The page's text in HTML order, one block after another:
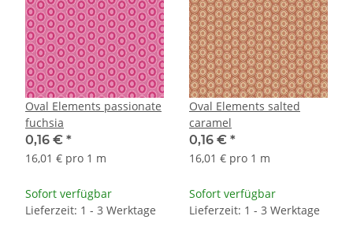
Oval Elements passionate
fuchsia
0,16 € *
16,01 € pro 1 m
Sofort verfügbar
Lieferzeit: 1 - 3 Werktage
Oval Elements salted
caramel
0,16 € *
16,01 € pro 1 m
Sofort verfügbar
Lieferzeit: 1 - 3 Werktage